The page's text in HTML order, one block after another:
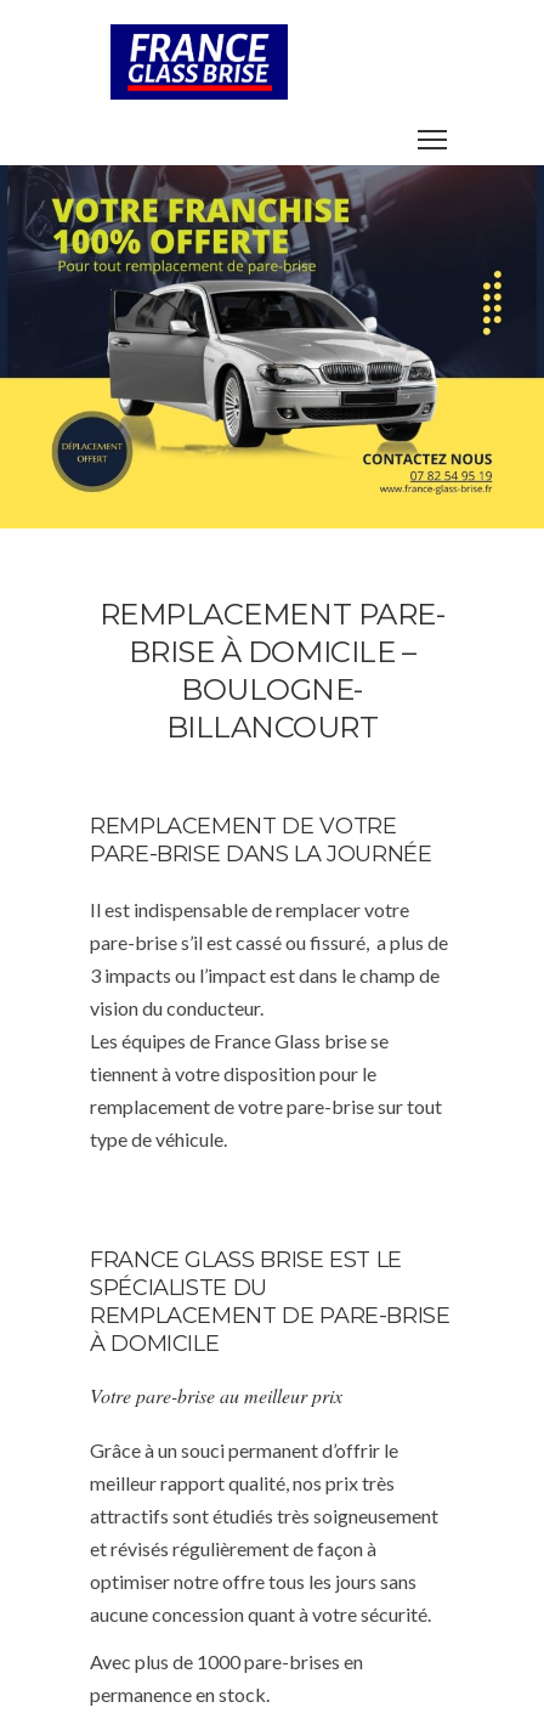
REMPLACEMENT PARE-
BRISE À DOMICILE –
BOULOGNE-
BILLANCOURT
REMPLACEMENT DE VOTRE
PARE-BRISE DANS LA JOURNÉE
Il est indispensable de remplacer votre
pare-brise s’il est cassé ou fissuré, a plus de
3 impacts ou l’impact est dans le champ de
vision du conducteur.
Les équipes de France Glass brise se
tiennent à votre disposition pour le
remplacement de votre pare-brise sur tout
type de véhicule.
FRANCE GLASS BRISE EST LE
SPÉCIALISTE DU
REMPLACEMENT DE PARE-BRISE
À DOMICILE
Votre pare-brise au meilleur prix
Grâce à un souci permanent d’offrir le
meilleur rapport qualité, nos prix très
attractifs sont étudiés très soigneusement
et révisés régulièrement de façon à
optimiser notre offre tous les jours sans
aucune concession quant à votre sécurité.
Avec plus de 1000 pare-brises en
permanence en stock.